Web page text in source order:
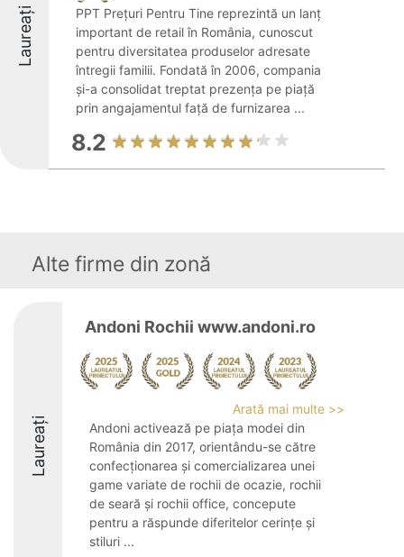
Laureați
PPT Prețuri Pentru Tine reprezintă un lanț
important de retail în România, cunoscut
pentru diversitatea produselor adresate
întregii familii. Fondată în 2006, compania
și-a consolidat treptat prezența pe piață
prin angajamentul față de furnizarea ...
8.2
Alte firme din zonă
Laureați
Andoni Rochii www.andoni.ro
Arată mai multe >>
Andoni activează pe piața modei din
România din 2017, orientându-se către
confecționarea și comercializarea unei
game variate de rochii de ocazie, rochii
de seară și rochii office, concepute
pentru a răspunde diferitelor cerințe și
stiluri ...